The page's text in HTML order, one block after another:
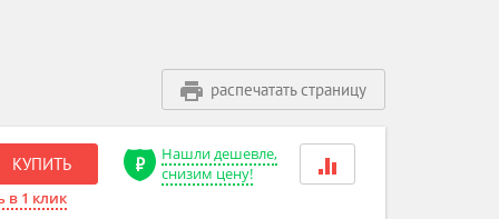
распечатать страницу
КУПИТЬ
в 1 клик
Нашли дешевле,
снизим цену!